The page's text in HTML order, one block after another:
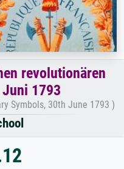
revolutionären
1793
Symbols, 30th June 1793 )